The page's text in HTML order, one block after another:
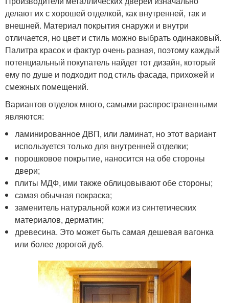
делают их с хорошей отделкой, как внутренней, так и
внешней. Материал покрытия снаружи и внутри
отличается, но цвет и стиль можно выбрать одинаковый.
Палитра красок и фактур очень разная, поэтому каждый
потенциальный покупатель найдет тот дизайн, который
ему по душе и подходит под стиль фасада, прихожей и
смежных помещений.
Вариантов отделок много, самыми распространенными
являются:
ламинированное ДВП, или ламинат, но этот вариант
используется только для внутренней отделки;
порошковое покрытие, наносится на обе стороны
двери;
плиты МДФ, ими также облицовывают обе стороны;
самая обычная покраска;
заменитель натуральной кожи из синтетических
материалов, дерматин;
древесина. Это может быть самая дешевая вагонка
или более дорогой дуб.